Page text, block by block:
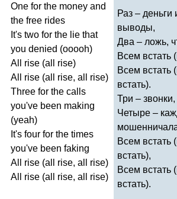
One for the money and
the free rides
It's two for the lie that
you denied (ooooh)
All
rise (all rise)
All
rise (all rise, all rise)
Three for the calls
you've been making
(yeah)
It's four for the times
you've been faking
All
rise (all rise, all rise)
All
rise (all rise, all rise)
Раз –
выводы,
Два – ложь,
Всем встать
Всем встать
встать).
Три –
Четыре –
Всем встать
встать),
Всем встать
встать).